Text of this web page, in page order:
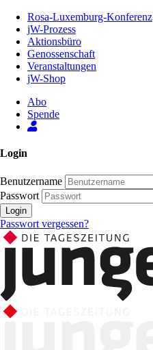
Inhalt
Seite
Rosa-Luxemburg-Konferenz
jW-Prozess
Aktionsbüro
Genossenschaft
Veranstaltungen
jW-Shop
Abo
Spende
Login
Benutzername
Passwort
Login
Passwort vergessen?